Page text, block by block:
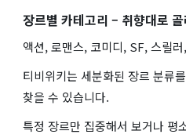
장르별 카테고리 – 취향대로
액션, 로맨스, 코미디, SF, 스릴
티비위키는 세분화된 장르 분류
찾을 수 있습니다.
특정 장르만 집중해서 보거나 평